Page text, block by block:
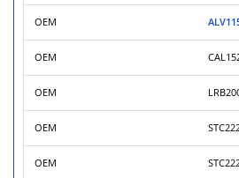
OEM
OEM
OEM
OEM
OEM